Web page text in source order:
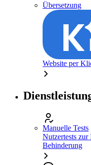
Übersetzung
Website per
Manuelle Tests
Nutzertests
Behinderung